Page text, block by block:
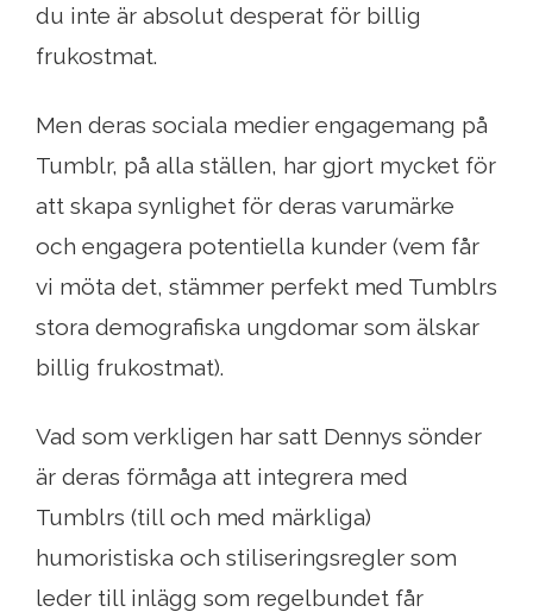
du inte är absolut desperat för billig
frukostmat.
Men deras sociala medier engagemang på
Tumblr, på alla ställen, har gjort mycket för
att skapa synlighet för deras varumärke
och engagera potentiella kunder (vem får
vi möta det, stämmer perfekt med Tumblrs
stora demografiska ungdomar som älskar
billig frukostmat).
Vad som verkligen har satt Dennys sönder
är deras förmåga att integrera med
Tumblrs (till och med märkliga)
humoristiska och stiliseringsregler som
leder till inlägg som regelbundet får